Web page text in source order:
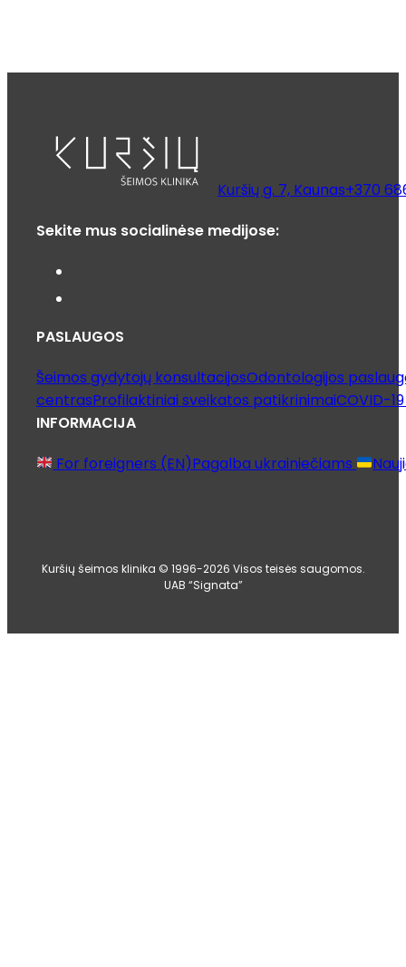
Kuršių g. 7, Kaunas+370
Sekite mus socialinėse medijose:
PASLAUGOS
Šeimos gydytojų konsultacijosOdontologijos
centrasProfilaktiniai sveikatos patikrinimaiCOVID-
INFORMACIJA
For foreigners (EN)Pagalba ukrainiečiams
Kuršių šeimos klinika © 1996-2026 Visos teisės saugomos.
UAB “Signata”